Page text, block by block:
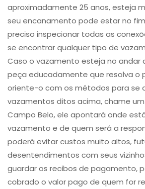
aproximadamente 25 anos, esteja
seu encanamento pode estar no
preciso inspecionar todas as
se encontrar qualquer tipo de
Caso o vazamento esteja no andar
peça educadamente que resolva o
oriente-o com os métodos para se
vazamentos ditos acima, chame
Campo Belo, ele apontará onde
vazamento e de quem será a
poderá evitar custos muito altos,
desentendimentos com seus
guardar os recibos de pagamento,
cobrado o valor pago de quem for